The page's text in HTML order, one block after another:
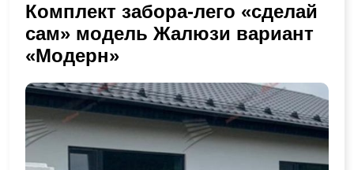
Комплект забора-лего «сделай
сам» модель Жалюзи вариант
«Модерн»